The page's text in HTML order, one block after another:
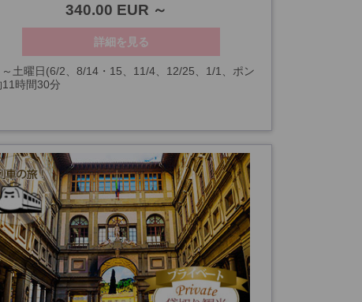
340.00 EUR
詳細を見る
～土曜日(6/2、8/14・15、11/4、12/25、1/1、ポン
跡無料開放日を除く)
11時間30分